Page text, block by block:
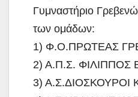
Γυμναστήριο
των ομάδων:
1) Φ.Ο.ΠΡΩΤΕΑΣ
2) Α.Π.Σ. ΦΙΛΙΠΠΟΣ
3) Α.Σ.ΔΙΟΣΚΟΥΡΟΙ